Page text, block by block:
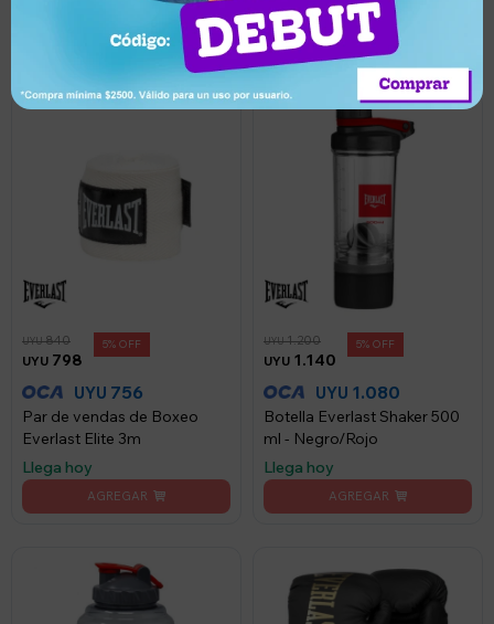
Llega hoy
UYU 798
UYU840 5
UYU 756
Par de vendas de Boxeo
Everlast Elite 3m
Llega hoy
UYU 1.140
UYU1.200 5
UYU 1.080
Botella Everlast Shaker 500
ml - Negro/Rojo
Llega hoy